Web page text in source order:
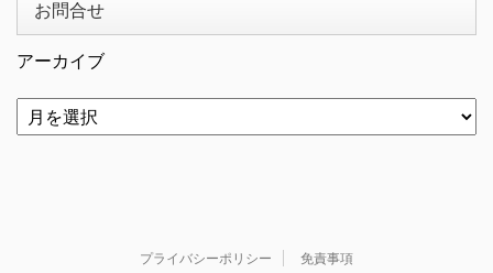
お問合せ
アーカイブ
プライバシーポリシー 免責事項